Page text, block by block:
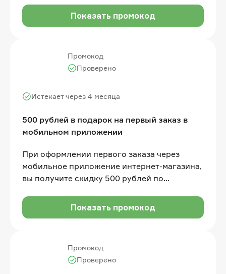
Показать промокод
Промокод
500 рублей в подарок на первый заказ в
мобильном приложении
Истекает через 4 месяца
Проверено
При оформлении первого заказа через
мобильное приложение интернет-магазина,
вы получите скидку 500 рублей по
рублей
Показать промокод
Промокод
Проверено